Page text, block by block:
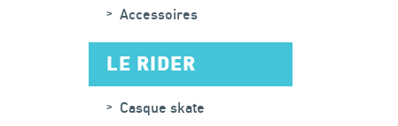
Accessoires
LE RIDER
Casque skate